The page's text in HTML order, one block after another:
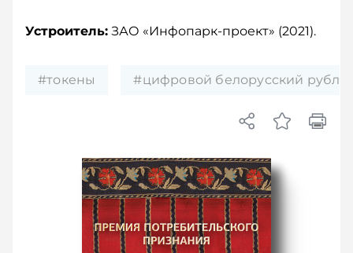
Устроитель: ЗАО «Инфопарк-проект» (2021).
#токены #цифровой белорусский рубль